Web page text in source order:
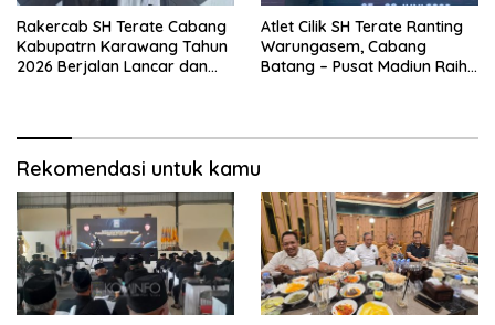
Rakercab SH Terate Cabang
Kabupatrn Karawang Tahun
2026 Berjalan Lancar dan
Atlet Cilik SH Terate Ranting
Warungasem, Cabang
Batang – Pusat Madiun Raih
Rekomendasi untuk kamu